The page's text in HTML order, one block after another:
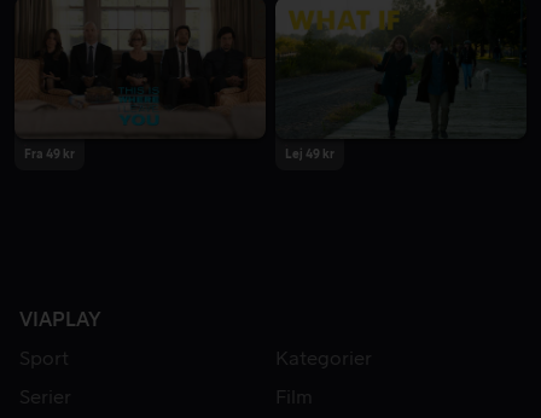
Fra 49 kr Lej 49 kr
VIAPLAY
Sport
Kategorier
Serier
Film